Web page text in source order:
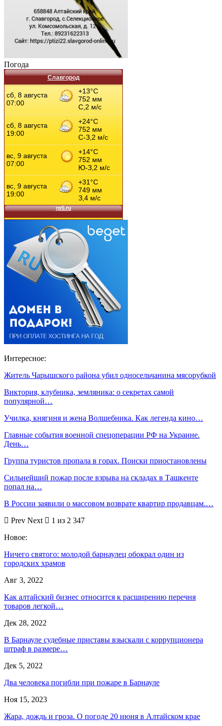
Погода
Славгород
Интересное:
Житель Чарышского района убил односельчанина мясорубкой
Виктория, клубника, земляника: о секретах самой
популярной…
Училка, княгиня и жена Волшебника. Как легенда кино…
Главные события военной спецоперации РФ на Украине.
День…
Группа туристов пропала в горах. Поиски приостановлены
Сильнейший пожар после взрыва на складах в Ташкенте
попал на…
В России заявили о массовом возврате квартир продавцам.…
Prev Next
1 из 2 347
Новое:
Ничего святого: молодой барнаулец обокрал один из
городских храмов
Авг 3, 2022
Как алтайский бизнес относится к расширению перечня
товаров легкой…
Дек 28, 2022
В Барнауле судебные приставы взыскали с коррупционера
штраф в размере…
Дек 5, 2022
Два человека погибли при пожаре в Барнауле
Ноя 15, 2023
Жара, дождь и гроза. О погоде 20 июня в Алтайском крае